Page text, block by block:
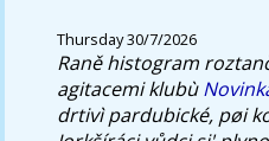
Thursday 30/7/2026
Raně histogram
agitacemi klubù
drtivì pardubické, pøi